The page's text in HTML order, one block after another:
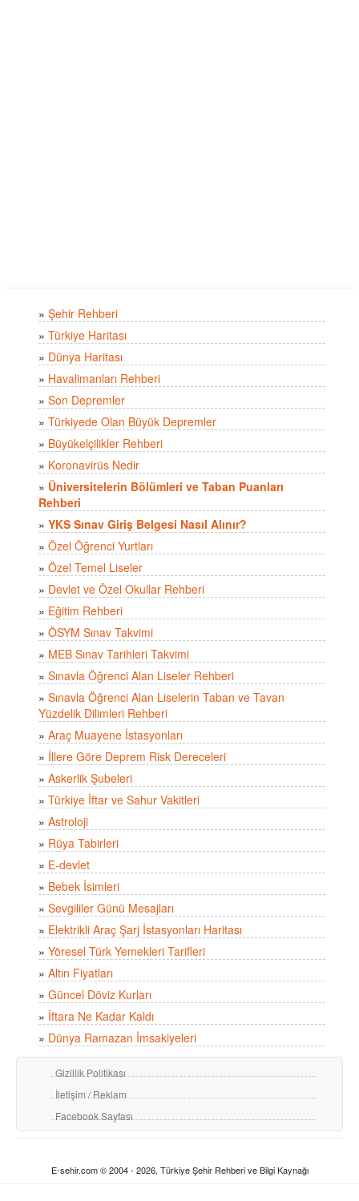
» Şehir Rehberi
» Türkiye Haritası
» Dünya Haritası
» Havalimanları Rehberi
» Son Depremler
» Türkiyede Olan Büyük Depremler
» Büyükelçilikler Rehberi
» Koronavirüs Nedir
» Üniversitelerin Bölümleri ve Taban Puanları
Rehberi
» YKS Sınav Giriş Belgesi Nasıl Alınır?
» Özel Öğrenci Yurtları
» Özel Temel Liseler
» Devlet ve Özel Okullar Rehberi
» Eğitim Rehberi
» ÖSYM Sınav Takvimi
» MEB Sınav Tarihleri Takvimi
» Sınavla Öğrenci Alan Liseler Rehberi
» Sınavla Öğrenci Alan Liselerin Taban ve Tavan
Yüzdelik Dilimleri Rehberi
» Araç Muayene İstasyonları
» İllere Göre Deprem Risk Dereceleri
» Askerlik Şubeleri
» Türkiye İftar ve Sahur Vakitleri
» Astroloji
» Rüya Tabirleri
» E-devlet
» Bebek İsimleri
» Sevgililer Günü Mesajları
» Elektrikli Araç Şarj İstasyonları Haritası
» Yöresel Türk Yemekleri Tarifleri
» Altın Fiyatları
» Güncel Döviz Kurları
» İftara Ne Kadar Kaldı
» Dünya Ramazan İmsakiyeleri
Gizlilik Politikası
İletişim / Reklam
Facebook Sayfası
E-sehir.com © 2004 - 2026, Türkiye Şehir Rehberi ve Bilgi Kaynağı